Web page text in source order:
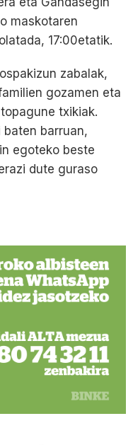
maskotaren
17:00etatik.
zabalak,
gozamen eta
txikiak.
barruan,
egoteko beste
dute guraso